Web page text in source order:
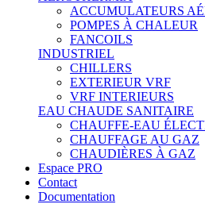
ACCUMULATEURS
POMPES À CHALEUR
FANCOILS
INDUSTRIEL
CHILLERS
EXTERIEUR VRF
VRF INTERIEURS
EAU CHAUDE SANITAIRE
CHAUFFE-EAU
CHAUFFAGE AU GAZ
CHAUDIÈRES À GAZ
Espace PRO
Contact
Documentation